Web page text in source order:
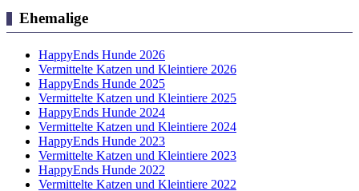
Ehemalige
HappyEnds Hunde 2026
Vermittelte Katzen und Kleintiere 2026
HappyEnds Hunde 2025
Vermittelte Katzen und Kleintiere 2025
HappyEnds Hunde 2024
Vermittelte Katzen und Kleintiere 2024
HappyEnds Hunde 2023
Vermittelte Katzen und Kleintiere 2023
HappyEnds Hunde 2022
Vermittelte Katzen und Kleintiere 2022